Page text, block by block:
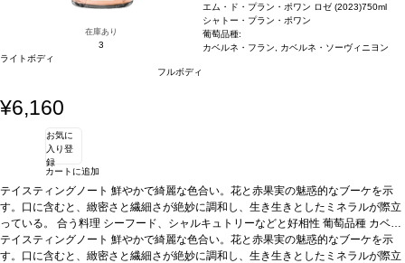
在庫あり
3
ライトボディ
フルボディ
エム・ド・プラン・ポワン ロゼ (2023)750ml
シャトー・プラン・ポワン
葡萄品種:
カベルネ・フラン, カベルネ・ソーヴィニヨン
¥6,160
お気に
入り登
録
カートに追加
テイスティングノート 鮮やかで綺麗な色合い。花と赤果実の魅惑的なブーケを示
す。口に含むと、緻密さと繊細さが絶妙に調和し、生き生きとしたミネラルが際立
っている。 合う料理 シーフード、シャルキュトリーなどと好相性 葡萄品種 カベル
ネ・フラン 60%、カベルネ・ソーヴィニヨン 40%認証HVE認証*本ヴィンテージ
が在庫切れの場合、在庫があり価格が同様の場合は自動的に次のヴィンテージに変
テイスティングノート 鮮やかで綺麗な色合い。花と赤果実の魅惑的なブーケを示
す。口に含むと、緻密さと繊細さが絶妙に調和し、生き生きとしたミネラルが際立